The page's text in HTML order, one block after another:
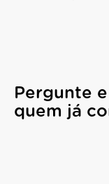
Pergunte
quem já